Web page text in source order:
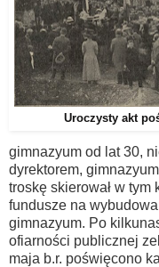
Uroczysty akt
gimnazyum od lat 30,
dyrektorem,
troskę skierował w
fundusze na
gimnazyum. Po
ofiarności publicznej
maja b.r. poświęcono